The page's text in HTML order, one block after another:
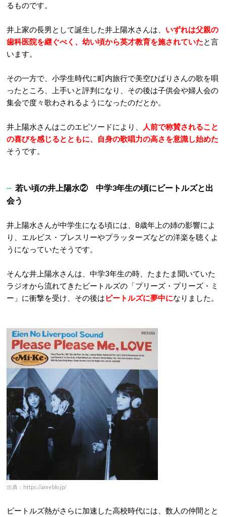
るものです。
井上家の長男として誕生した井上陽水さんは、 いずれは父親の
歯科医院を継ぐべく、幼い頃から英才教育を施されていたと言
います。
その一方で、小学生時代に町内旅行で美空ひばりさんの歌を唄
ったところ、上手いと評判になり、その後は子供会や婦人会の
集会で度々歌わされるようになったのだとか。
井上陽水さんはこのエピソードにより、
人前で称賛されること
の喜びを感じるとともに、自身の歌唱力の高さを意識し始めた
そうです。
若い頃の井上陽水② 中学3年生の頃にビートルズと出
会う
井上陽水さんが中学生になる頃には、8歳年上の姉の影響によ
り、エルビス・プレスリーやプラッターズなどの洋楽を聴くよ
うになっていたそうです。
そんな井上陽水さんは、中学3年生の時、たまたま聞いていた
ラジオから流れてきたビートルズの「プリーズ・プリーズ・ミ
ー」に衝撃を受け、その後はビートルズに夢中になりました。
出典：https://ameblo.jp/
ビートルズ熱がさらに加速した高校時代には、数人の仲間とと